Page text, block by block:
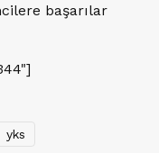
başarılar
yks